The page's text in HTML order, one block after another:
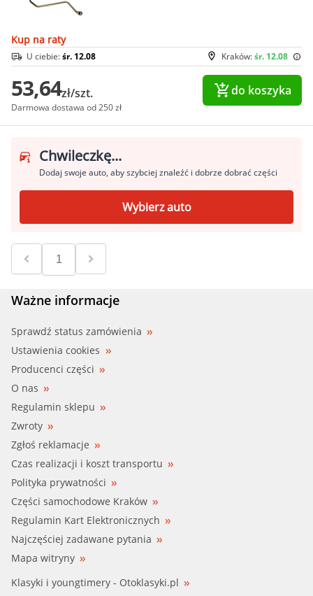
Kup na raty
Kraków:śr. 12.08
U ciebie:śr. 12.08
53,64zł/szt.
Darmowa dostawa od 250 zł
do koszyka
Chwileczkę...
Dodaj swoje auto, aby szybciej znaleźć i dobrze dobrać części
Wybierz auto
Ważne informacje
Sprawdź status zamówienia
Ustawienia cookies
Producenci części
O nas
Regulamin sklepu
Zwroty
Zgłoś reklamacje
Czas realizacji i koszt transportu
Polityka prywatności
Części samochodowe Kraków
Regulamin Kart Elektronicznych
Najczęściej zadawane pytania
Mapa witryny
Klasyki i youngtimery - Otoklasyki.pl